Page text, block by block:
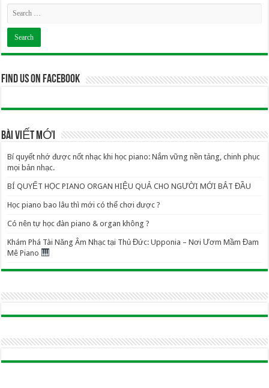
Find us on Facebook
BÀI VIẾT MỚI
Bí quyết nhớ được nốt nhạc khi học piano: Nắm vững nền tảng, chinh phục
mọi bản nhạc.
BÍ QUYẾT HỌC PIANO ORGAN HIỆU QUẢ CHO NGƯỜI MỚI BẮT ĐẦU
Học piano bao lâu thì mới có thể chơi được ?
Có nên tự học đàn piano & organ không ?
Khám Phá Tài Năng Âm Nhạc tại Thủ Đức: Upponia – Nơi Ươm Mầm Đam
Mê Piano